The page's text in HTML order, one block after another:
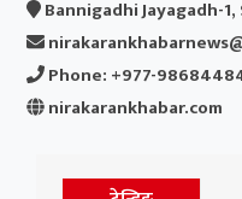
Bannigadhi Jayagadh-
Phone: +977-
nirakarankhabar.com